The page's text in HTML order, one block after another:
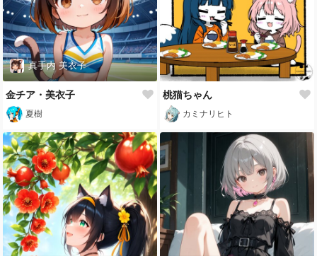
真手内 美衣子
金チア・美衣子
夏樹
桃猫ちゃん
カミナリヒト